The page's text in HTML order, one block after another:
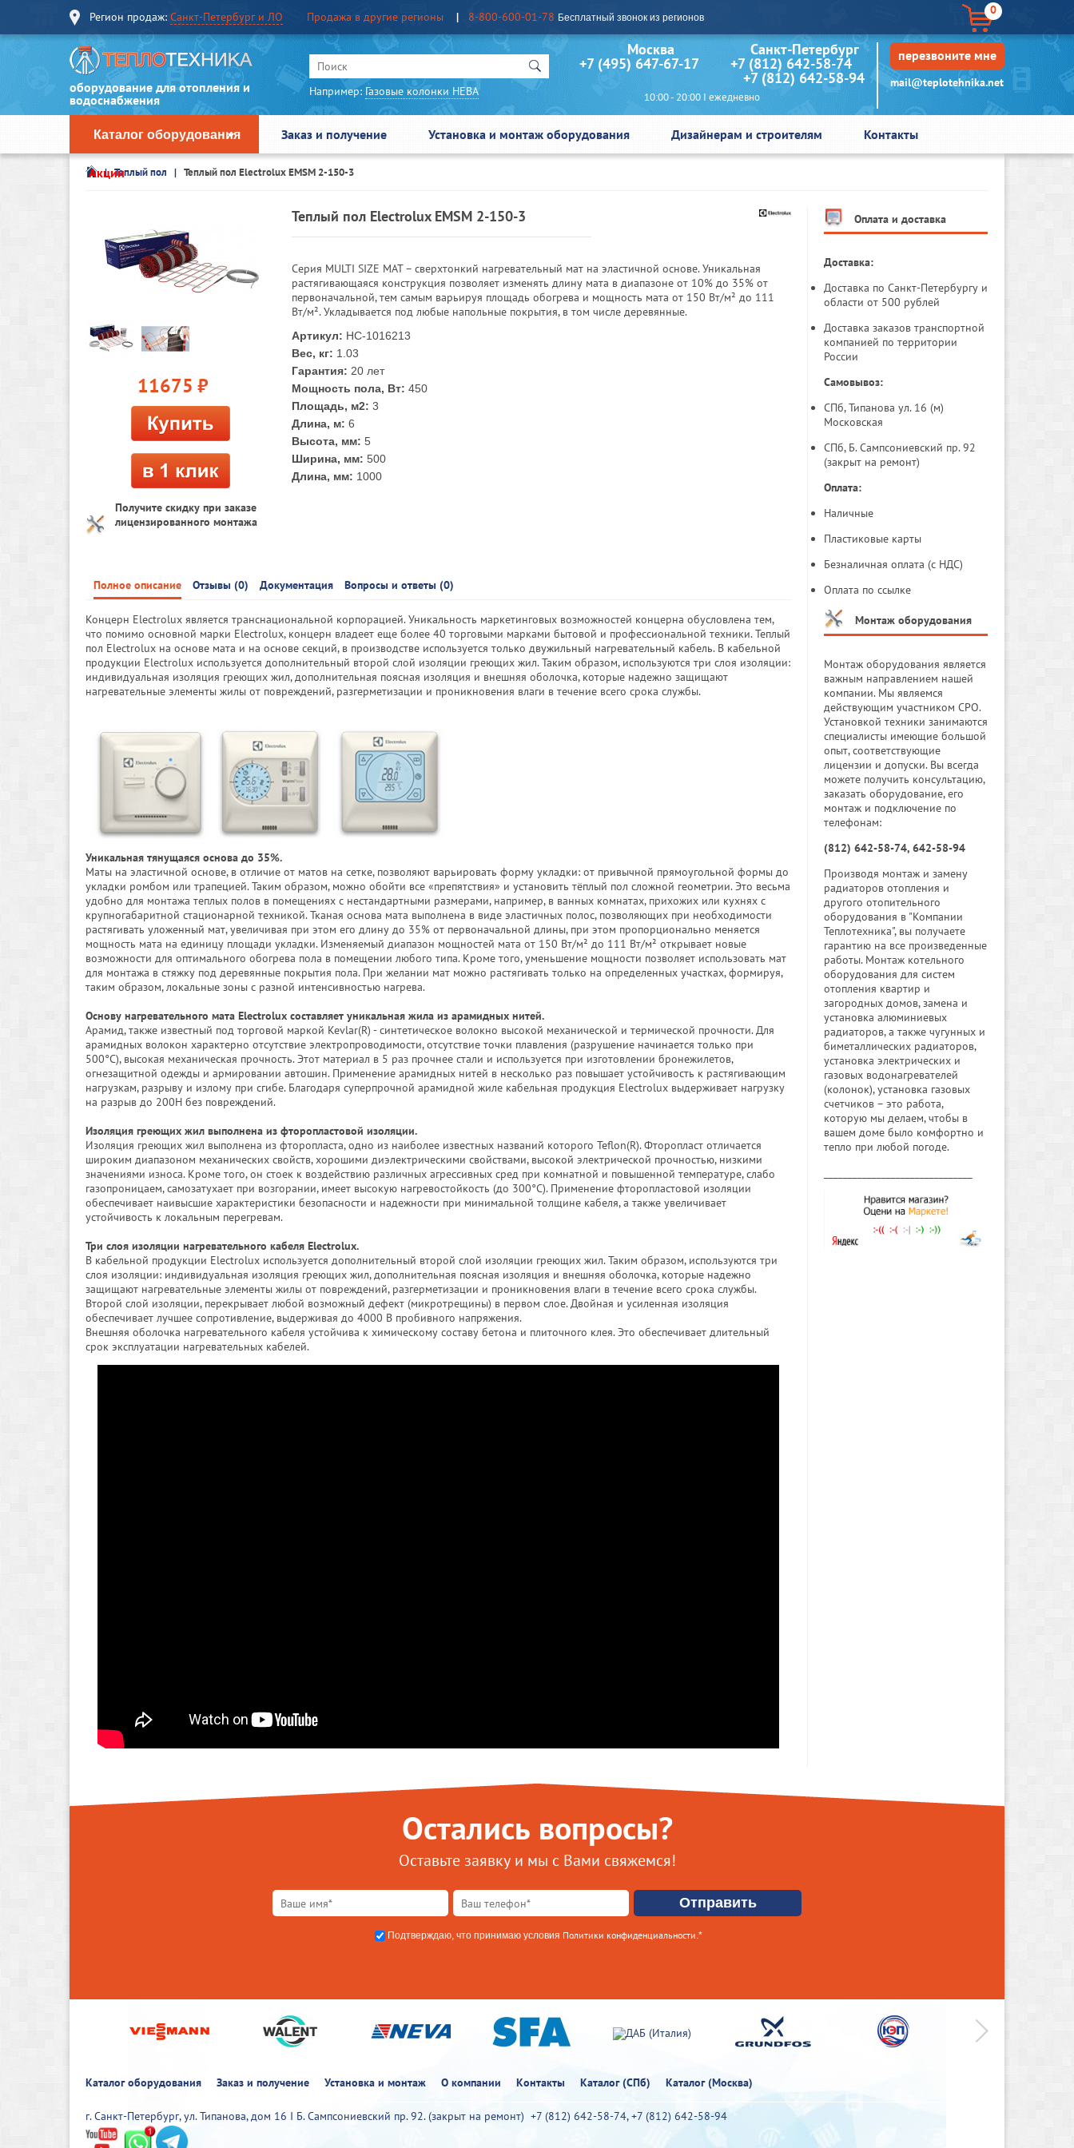
Регион продаж: Санкт-Петербург и ЛО Продажа в другие регионы 8-800-600-01-78 Бесплатный звонок из регионов
0
оборудование для отопления и
водоснабжения
Например: Газовые колонки НЕВА
Москва Санкт-Петербург
+7 (495) 647-67-17 +7 (812) 642-58-74
+7 (812) 642-58-94
10:00 - 20:00 I ежедневно
перезвоните мне
mail@teplotehnika.net
Каталог оборудования Заказ и получение Установка и монтаж оборудования Дизайнерам и строителям Контакты
АкцииТеплый пол Теплый пол Electrolux EMSM 2-150-3
11675 руб.
Получите скидку при заказе
лицензированного монтажа
Теплый пол Electrolux EMSM 2-150-3
Серия MULTI SIZE MAT – сверхтонкий нагревательный мат на эластичной основе. Уникальная
растягивающаяся конструкция позволяет изменять длину мата в диапазоне от 10% до 35% от
первоначальной, тем самым варьируя площадь обогрева и мощность мата от 150 Вт/м² до 111
Вт/м². Укладывается под любые напольные покрытия, в том числе деревянные.
Артикул: НС-1016213
Вес, кг: 1.03
Гарантия: 20 лет
Мощность пола, Вт: 450
Площадь, м2: 3
Длина, м: 6
Высота, мм: 5
Ширина, мм: 500
Длина, мм: 1000
Полное описание Отзывы (0) Документация Вопросы и ответы (0)
Концерн Electrolux является транснациональной корпорацией. Уникальность маркетинговых возможностей концерна обусловлена тем,
что помимо основной марки Electrolux, концерн владеет еще более 40 торговыми марками бытовой и профессиональной техники. Теплый
пол Electrolux на основе мата и на основе секций, в производстве используется только двужильный нагревательный кабель. В кабельной
продукции Electrolux используется дополнительный второй слой изоляции греющих жил. Таким образом, используются три слоя изоляции:
индивидуальная изоляция греющих жил, дополнительная поясная изоляция и внешняя оболочка, которые надежно защищают
нагревательные элементы жилы от повреждений, разгерметизации и проникновения влаги в течение всего срока службы.
Уникальная тянущаяся основа до 35%.
Маты на эластичной основе, в отличие от матов на сетке, позволяют варьировать форму укладки: от привычной прямоугольной формы до
укладки ромбом или трапецией. Таким образом, можно обойти все «препятствия» и установить тёплый пол сложной геометрии. Это весьма
удобно для монтажа теплых полов в помещениях с нестандартными размерами, например, в ванных комнатах, прихожих или кухнях с
крупногабаритной стационарной техникой. Тканая основа мата выполнена в виде эластичных полос, позволяющих при необходимости
растягивать уложенный мат, увеличивая при этом его длину до 35% от первоначальной длины, при этом пропорционально меняется
мощность мата на единицу площади укладки. Изменяемый диапазон мощностей мата от 150 Вт/м² до 111 Вт/м² открывает новые
возможности для оптимального обогрева пола в помещении любого типа. Кроме того, уменьшение мощности позволяет использовать мат
для монтажа в стяжку под деревянные покрытия пола. При желании мат можно растягивать только на определенных участках, формируя,
таким образом, локальные зоны с разной интенсивностью нагрева.
Основу нагревательного мата Electrolux составляет уникальная жила из арамидных нитей.
Арамид, также известный под торговой маркой Kevlar(R) - синтетическое волокно высокой механической и термической прочности. Для
арамидных волокон характерно отсутствие электропроводимости, отсутствие точки плавления (разрушение начинается только при
500°С), высокая механическая прочность. Этот материал в 5 раз прочнее стали и используется при изготовлении бронежилетов,
огнезащитной одежды и армировании автошин. Применение арамидных нитей в несколько раз повышает устойчивость к растягивающим
нагрузкам, разрыву и излому при сгибе. Благодаря суперпрочной арамидной жиле кабельная продукция Electrolux выдерживает нагрузку
на разрыв до 200Н без повреждений.
Изоляция греющих жил выполнена из фторопластовой изоляции.
Изоляция греющих жил выполнена из фторопласта, одно из наиболее известных названий которого Teflon(R). Фторопласт отличается
широким диапазоном механических свойств, хорошими диэлектрическими свойствами, высокой электрической прочностью, низкими
значениями износа. Кроме того, он стоек к воздействию различных агрессивных сред при комнатной и повышенной температуре, слабо
газопроницаем, самозатухает при возгорании, имеет высокую нагревостойкость (до 300°С). Применение фторопластовой изоляции
обеспечивает наивысшие характеристики безопасности и надежности при минимальной толщине кабеля, а также увеличивает
устойчивость к локальным перегревам.
Три слоя изоляции нагревательного кабеля Electrolux.
В кабельной продукции Electrolux используется дополнительный второй слой изоляции греющих жил. Таким образом, используются три
слоя изоляции: индивидуальная изоляция греющих жил, дополнительная поясная изоляция и внешняя оболочка, которые надежно
защищают нагревательные элементы жилы от повреждений, разгерметизации и проникновения влаги в течение всего срока службы.
Второй слой изоляции, перекрывает любой возможный дефект (микротрещины) в первом слое. Двойная и усиленная изоляция
обеспечивает лучшее сопротивление, выдерживая до 4000 В пробивного напряжения.
Внешняя оболочка нагревательного кабеля устойчива к химическому составу бетона и плиточного клея. Это обеспечивает длительный
срок эксплуатации нагревательных кабелей.
Оплата и доставка
Доставка:
Доставка по Санкт-Петербургу и
области от 500 рублей
Доставка заказов транспортной
компанией по территории
России
Самовывоз:
СПб, Типанова ул. 16 (м)
Московская
СПб, Б. Сампсониевский пр. 92
(закрыт на ремонт)
Оплата:
Наличные
Пластиковые карты
Безналичная оплата (с НДС)
Оплата по ссылке
Монтаж оборудования
Монтаж оборудования является
важным направлением нашей
компании. Мы являемся
действующим участником СРО.
Установкой техники занимаются
специалисты имеющие большой
опыт, соответствующие
лицензии и допуски. Вы всегда
можете получить консультацию,
заказать оборудование, его
монтаж и подключение по
телефонам:
(812) 642-58-74, 642-58-94
Производя монтаж и замену
радиаторов отопления и
другого отопительного
оборудования в "Компании
Теплотехника", вы получаете
гарантию на все произведенные
работы. Монтаж котельного
оборудования для систем
отопления квартир и
загородных домов, замена и
установка алюминиевых
радиаторов, а также чугунных и
биметаллических радиаторов,
установка электрических и
газовых водонагревателей
(колонок), установка газовых
счетчиков – это работа,
которую мы делаем, чтобы в
вашем доме было комфортно и
тепло при любой погоде.
Остались вопросы?
Оставьте заявку и мы с Вами свяжемся!
Подтверждаю, что принимаю условия Политики конфиденциальности .*
Каталог оборудования Заказ и получение Установка и монтаж О компании Контакты Каталог (СПб) Каталог (Москва)
г. Санкт-Петербург, ул. Типанова, дом 16 I Б. Сампсониевский пр. 92. (закрыт на ремонт) +7 (812) 642-58-74,+7 (812) 642-58-94